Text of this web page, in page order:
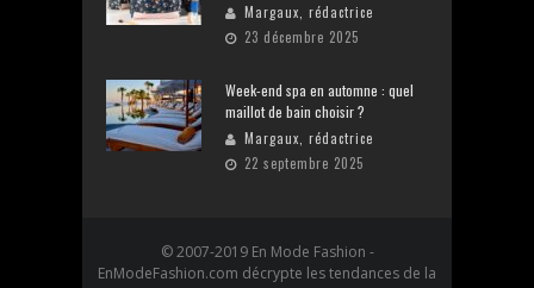
Margaux, rédactrice
23 décembre 2025
Week-end spa en automne : quel
maillot de bain choisir ?
Margaux, rédactrice
22 septembre 2025
© 2007-2019 En Mode Fashion -
EnModeFashion.com décrypte les tendances de la